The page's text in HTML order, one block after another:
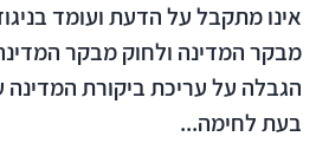
אינו מתקבל על הדעת ועומד
מבקר המדינה ולחוק מבקר
הגבלה על עריכת ביקורת המדינה
בעת לחימה...